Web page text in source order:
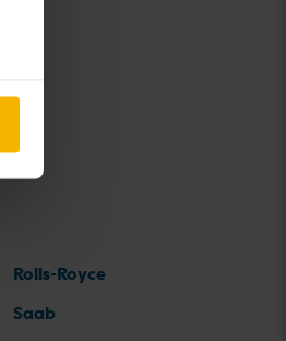
Rolls-Royce
Saab